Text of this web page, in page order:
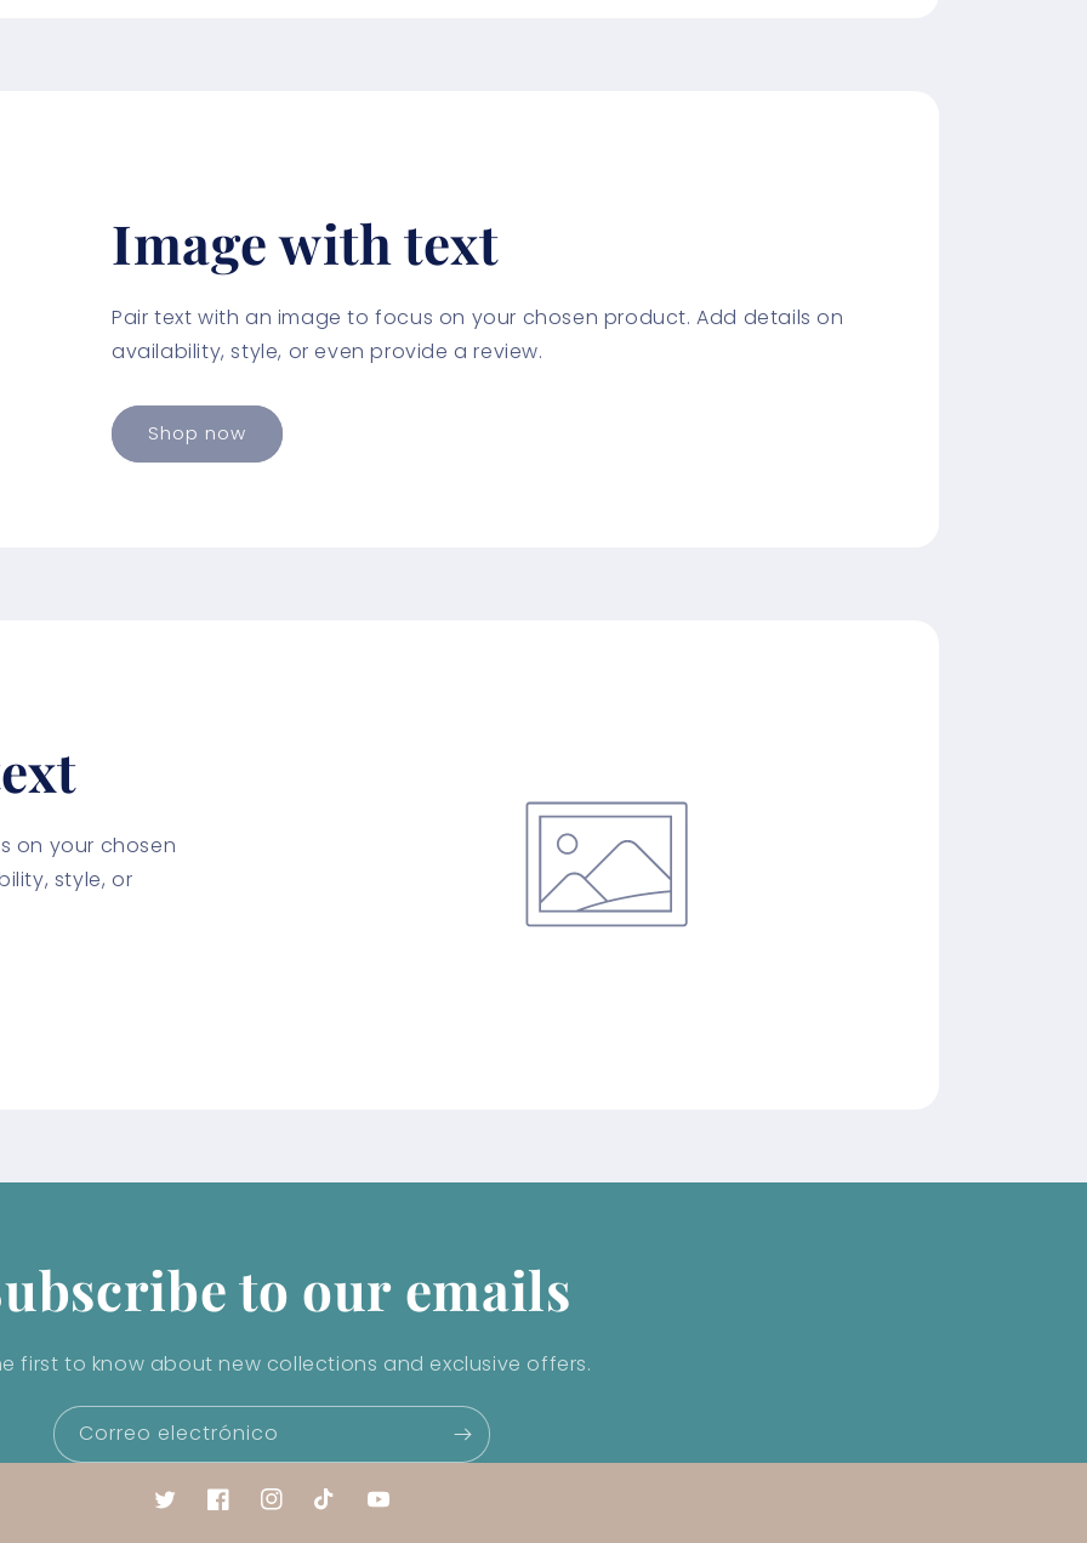
Image with text
Pair text with an image to focus on your chosen product. Add details on
availability, style, or even provide a review.
Shop now
on your chosen
style, or
to our emails
first to know about new collections and exclusive offers.
Correo electrónico
TwitterFacebookInstagram
TikTok YouTube